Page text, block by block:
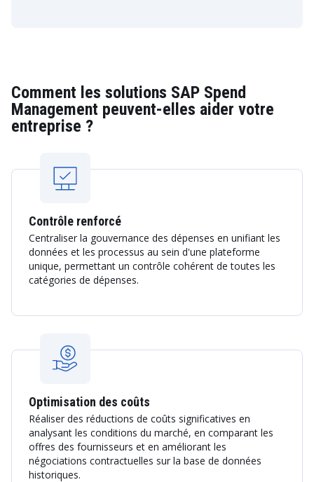
Comment les solutions SAP Spend
Management peuvent-elles aider votre
entreprise ?
Contrôle renforcé
Centraliser la gouvernance des dépenses en unifiant les
données et les processus au sein d'une plateforme
unique, permettant un contrôle cohérent de toutes les
catégories de dépenses.
Optimisation des coûts
Réaliser des réductions de coûts significatives en
analysant les conditions du marché, en comparant les
offres des fournisseurs et en améliorant les
négociations contractuelles sur la base de données
historiques.